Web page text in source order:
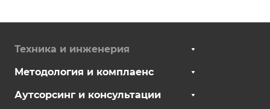
Техника и инженерия
Методология и комплаенс
Аутсорсинг и консультации